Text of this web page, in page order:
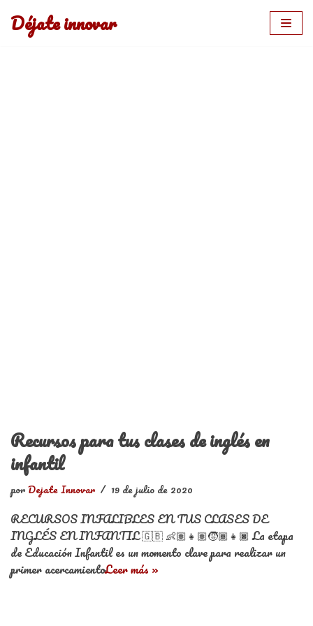
Saltar
Déjate innovar
Recursos para tus clases de inglés en
infantil
porDejate Innovar 19 de julio de 2020
RECURSOS INFALIBLES EN TUS CLASES DE
INGLÉS EN INFANTIL 🇬🇧 👶🏽👧🏽🧒🏾👧🏿 La etapa
de Educación Infantil es un momento clave para realizar un
primer acercamientoLeer más »